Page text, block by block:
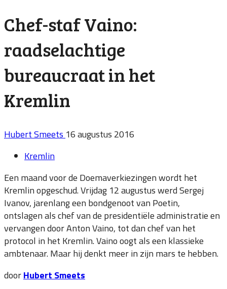
Chef-staf Vaino:
raadselachtige
bureaucraat in het
Kremlin
Hubert Smeets 16 augustus 2016
Kremlin
Een maand voor de Doemaverkiezingen wordt het
Kremlin opgeschud. Vrijdag 12 augustus werd Sergej
Ivanov, jarenlang een bondgenoot van Poetin,
ontslagen als chef van de presidentiële administratie en
vervangen door Anton Vaino, tot dan chef van het
protocol in het Kremlin. Vaino oogt als een klassieke
ambtenaar. Maar hij denkt meer in zijn mars te hebben.
doorHubert Smeets